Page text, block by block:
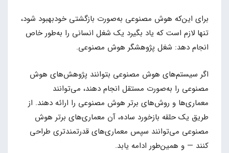
برای این‌که هوش مصنوعی به‌صورت بازگشتی خودبهبود شود،
تنها لازم است که یاد بگیرد یک شغل انسانی را به‌طور خاص
انجام دهد: شغل پژوهشگر هوش مصنوعی.
اگر سیستم‌های هوش مصنوعی بتوانند پژوهش‌های هوش
مصنوعی را به‌صورت مستقل انجام دهند، می‌توانند
معماری‌ها و روش‌های برتر هوش مصنوعی را ارائه دهند. از
طریق یک حلقه بازخورد ساده، آن معماری‌های برتر هوش
مصنوعی می‌توانند سپس معماری‌های قدرتمندتری طراحی
کنند — و همین‌طور ادامه یابد.